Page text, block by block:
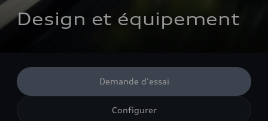
Design et équipement
Demande d'essai
Configurer